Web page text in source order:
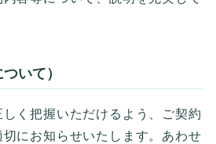
いて）
く把握いただけるよう、ご契約
にお知らせいたします。あわせ